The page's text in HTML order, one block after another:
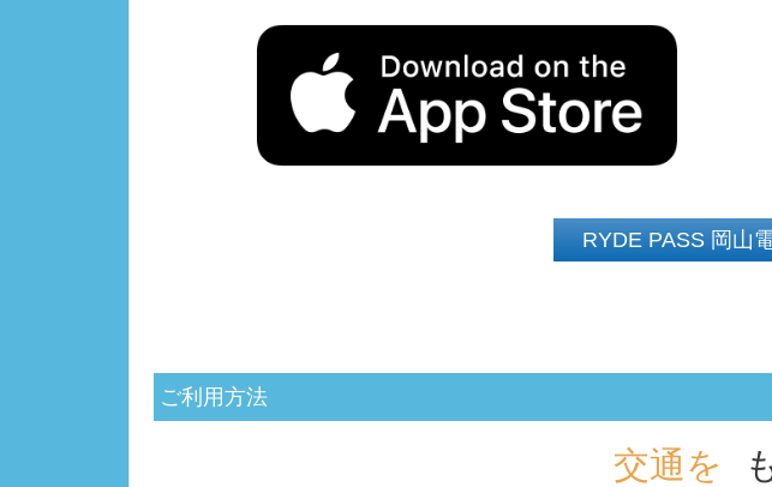
RYDE PASS 岡山
ご利用方法
交通を